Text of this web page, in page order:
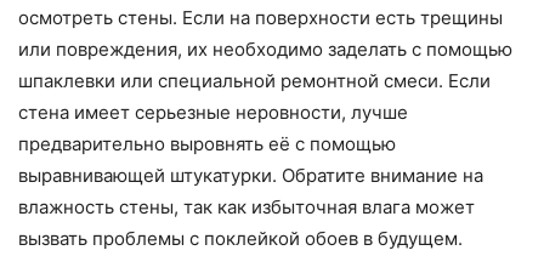
осмотреть стены. Если на поверхности есть трещины
или повреждения, их необходимо заделать с помощью
шпаклевки или специальной ремонтной смеси. Если
стена имеет серьезные неровности, лучше
предварительно выровнять её с помощью
выравнивающей штукатурки. Обратите внимание на
влажность стены, так как избыточная влага может
вызвать проблемы с поклейкой обоев в будущем.